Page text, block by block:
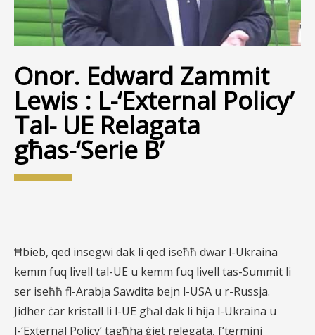
Onor. Edward Zammit
Lewis : L-‘External Policy’
Tal- UE Relagata
għas-‘Serie B’
Ħbieb, qed insegwi dak li qed iseħħ dwar l-Ukraina
kemm fuq livell tal-UE u kemm fuq livell tas-Summit li
ser iseħħ fl-Arabja Sawdita bejn l-USA u r-Russja.
Jidher ċar kristall li l-UE għal dak li hija l-Ukraina u
l-‘External Policy’ tagħha ġiet relegata, f’termini